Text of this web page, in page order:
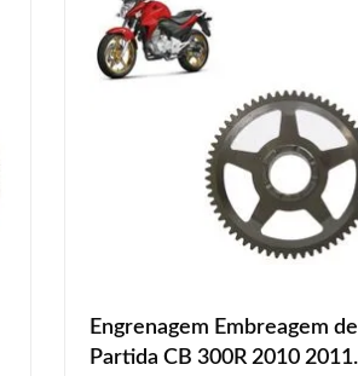
Engrenagem Embreagem de
Partida CB 300R 2010 2011